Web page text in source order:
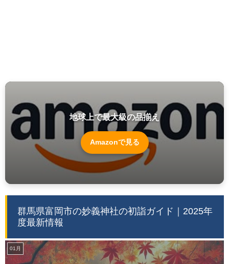
地球上で最大級の品揃え
Amazonで見る
群馬県富岡市の妙義神社の初詣ガイド｜2025年
度最新情報
01月